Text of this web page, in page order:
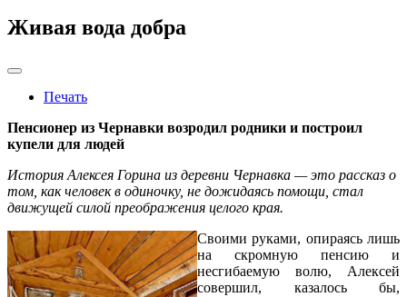
Живая вода добра
Печать
Пенсионер из Чернавки возродил родники и построил
купели для людей
История Алексея Горина из деревни Чернавка — это рассказ о
том, как человек в одиночку, не дожидаясь помощи, стал
движущей силой преображения целого края.
Своими руками, опираясь лишь
на скромную пенсию и
несгибаемую волю, Алексей
совершил, казалось бы,